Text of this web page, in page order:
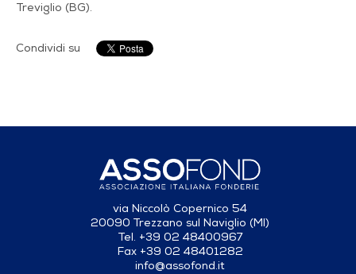
Treviglio (BG).
Condividi su
via Niccolò Copernico 54
20090 Trezzano sul Naviglio (MI)
Tel. +39 02 48400967
Fax +39 02 48401282
info@assofond.it